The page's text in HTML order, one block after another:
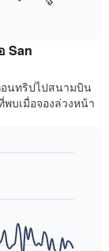
San
อนทริปไปสนามบิน
บเมื่อจองล่วงหน้า